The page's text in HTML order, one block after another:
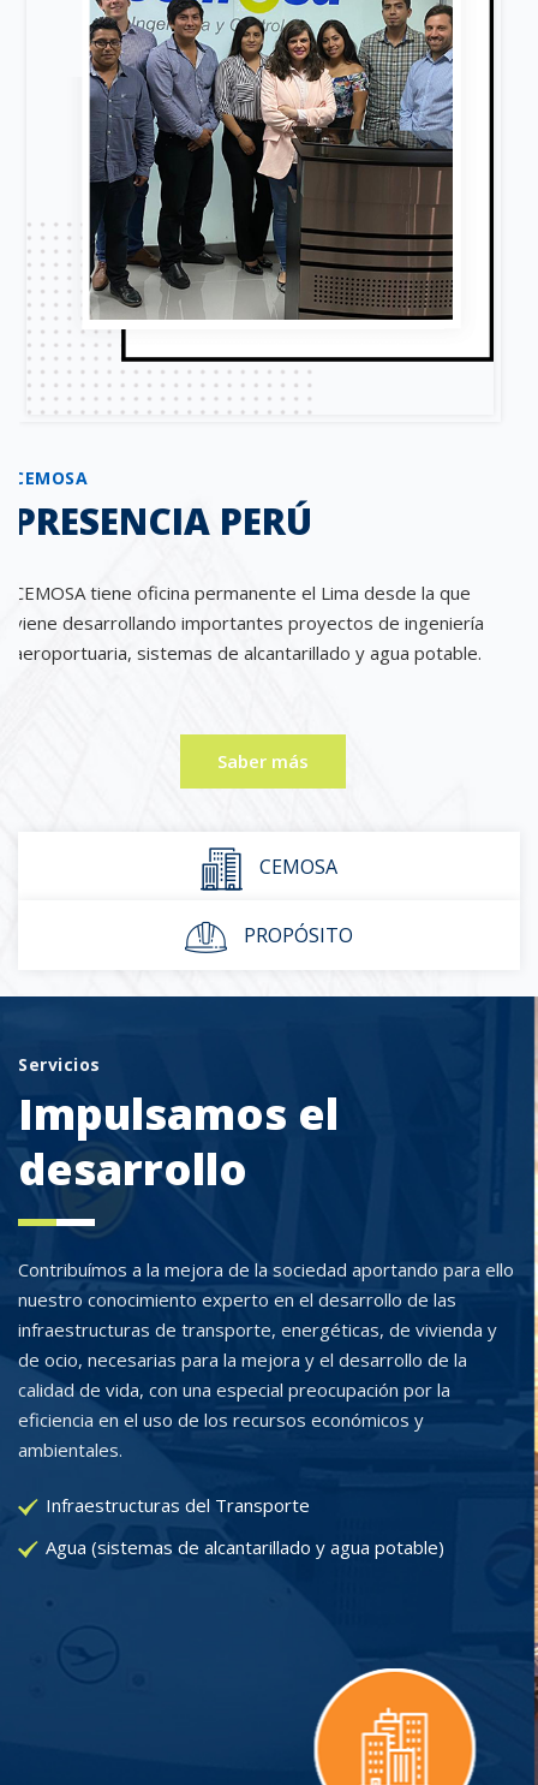
CEMOSA
PRESENCIA PERÚ
CEMOSA tiene oficina permanente el Lima desde la que
viene desarrollando importantes proyectos de ingeniería
aeroportuaria, sistemas de alcantarillado y agua potable.
Saber más
CEMOSA
PROPÓSITO
Servicios
Impulsamos el
desarrollo
Contribuímos a la mejora de la sociedad aportando para ello
nuestro conocimiento experto en el desarrollo de las
infraestructuras de transporte, energéticas, de vivienda y
de ocio, necesarias para la mejora y el desarrollo de la
calidad de vida, con una especial preocupación por la
eficiencia en el uso de los recursos económicos y
ambientales.
Infraestructuras del Transporte
Agua (sistemas de alcantarillado y agua potable)